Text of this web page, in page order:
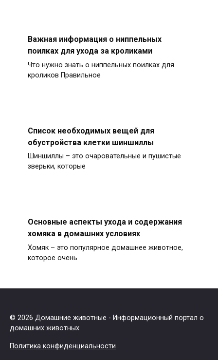
Важная информация о ниппельных
поилках для ухода за кроликами
Что нужно знать о ниппельных поилках для
кроликов Правильное
Список необходимых вещей для
обустройства клетки шиншиллы
Шиншиллы – это очаровательные и пушистые
зверьки, которые
Основные аспекты ухода и содержания
хомяка в домашних условиях
Хомяк – это популярное домашнее животное,
которое очень
© 2026 Домашние животные - Информационный портал о
домашних животных
Политика конфиденциальности